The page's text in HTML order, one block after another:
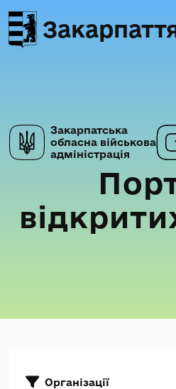
Закарпатська
обласна військова
адміністрація
Організації